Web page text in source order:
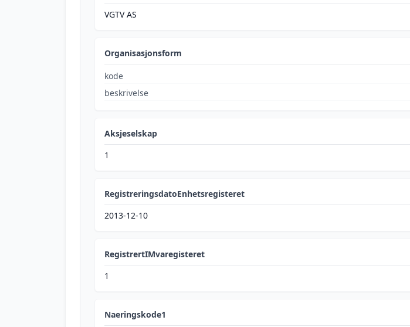
VGTV AS
Organisasjonsform
kode
beskrivelse
Aksjeselskap
1
RegistreringsdatoEnhetsregisteret
2013-12-10
RegistrertIMvaregisteret
1
Naeringskode1